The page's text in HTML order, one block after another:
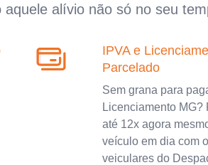
aquele alívio não só no seu
IPVA e
Parcelado
Sem grana para
Licenciamento MG?
até 12x agora
veículo em dia com
veiculares do